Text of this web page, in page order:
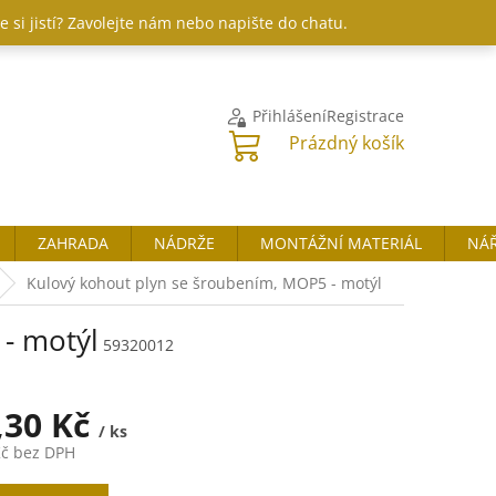
si jistí? Zavolejte nám nebo napište do chatu.
PřihlášeníRegistrace
NÁKUPNÍ
Prázdný košík
ZAHRADA NÁDRŽE MONTÁŽNÍ MATERIÁL
Kulový kohout plyn se šroubením, MOP5 - motýl
motýl 59320012
Kč / ks
bez DPH